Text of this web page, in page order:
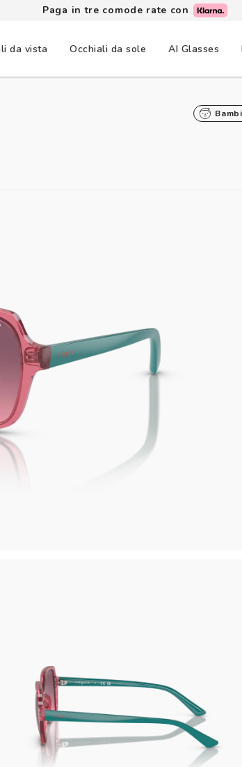
Paga in tre comode rate con
da vista Occhiali da sole AI Glasses